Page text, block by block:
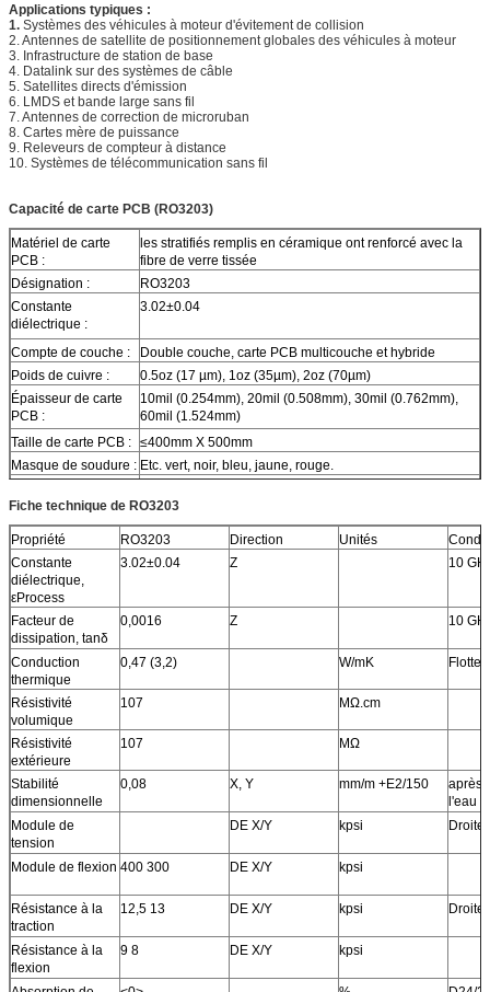
Applications typiques :
1. Systèmes des véhicules à moteur d'évitement de collision
2. Antennes de satellite de positionnement globales des véhicules à moteur
3. Infrastructure de station de base
4. Datalink sur des systèmes de câble
5. Satellites directs d'émission
6. LMDS et bande large sans fil
7. Antennes de correction de microruban
8. Cartes mère de puissance
9. Releveurs de compteur à distance
10. Systèmes de télécommunication sans fil
Capacité de carte PCB (RO3203)
Matériel de carte
PCB :
les stratifiés remplis en céramique ont renforcé avec la
fibre de verre tissée
Désignation :
RO3203
Constante
diélectrique :
3.02±0.04
Compte de couche :
Double couche, carte PCB multicouche et hybride
Poids de cuivre :
0.5oz (17 µm), 1oz (35µm), 2oz (70µm)
Épaisseur de carte
PCB :
10mil (0.254mm), 20mil (0.508mm), 30mil (0.762mm),
60mil (1.524mm)
Taille de carte PCB : ≤400mm X 500mm
Masque de soudure : Etc. vert, noir, bleu, jaune, rouge.
Fiche technique de RO3203
Propriété RO3203 Direction Unités
Constante
diélectrique,
εProcess
3.02±0.04 Z 10
Facteur de
dissipation, tanδ
0,0016 Z 10
Conduction
thermique
0,47 (3,2) W/mK
Résistivité
volumique
107 MΩ.cm
Résistivité
extérieure
107 MΩ
Stabilité
dimensionnelle
0,08 X, Y mm/m +E2/150
après
l'eau
Module de
tension
DE X/Y kpsi Droite
Module de flexion 400 300 DE X/Y kpsi
Résistance à la
traction
12,5 13 DE X/Y kpsi Droite
Résistance à la
flexion
9 8 DE X/Y kpsi